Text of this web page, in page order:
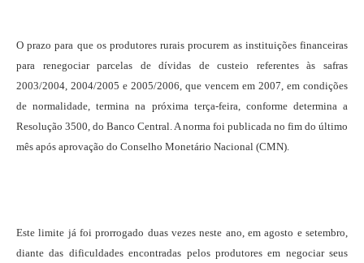
O prazo para que os produtores rurais procurem as instituições financeiras
para renegociar parcelas de dívidas de custeio referentes às safras
2003/2004, 2004/2005 e 2005/2006, que vencem em 2007, em condições
de normalidade, termina na próxima terça-feira, conforme determina a
Resolução 3500, do Banco Central. A norma foi publicada no fim do último
mês após aprovação do Conselho Monetário Nacional (CMN).
Este limite já foi prorrogado duas vezes neste ano, em agosto e setembro,
diante das dificuldades encontradas pelos produtores em negociar seus